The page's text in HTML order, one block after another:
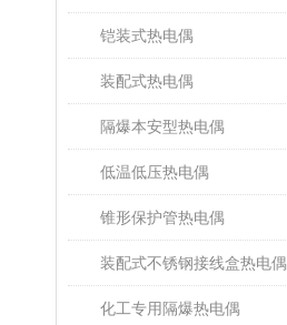
铠装式热电偶
装配式热电偶
隔爆本安型热电偶
低温低压热电偶
锥形保护管热电偶
装配式不锈钢接线盒热电偶
化工专用隔爆热电偶